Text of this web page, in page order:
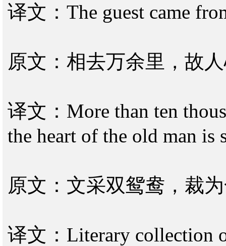
译文：The guest came
原文：相去万余里，故
译文：More than ten
the heart of the old man is
原文：文采双鸳鸯，裁
译文：Literary collection